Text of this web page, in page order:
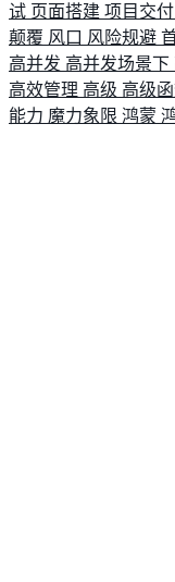
试 页面搭建 项目交付
颠覆 风口 风险规避
高并发 高并发场景下
高效管理 高级 高级
能力 魔力象限 鸿蒙